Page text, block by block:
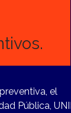
el
Pública,